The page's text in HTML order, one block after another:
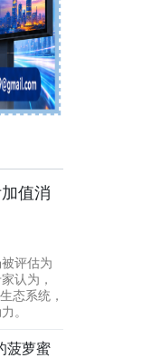
值消
评估为
认为，
态系统，
。
菠萝蜜